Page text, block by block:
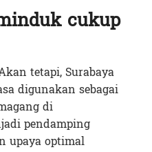
cukup
tetapi, Surabaya
digunakan sebagai
di
pendamping
upaya optimal